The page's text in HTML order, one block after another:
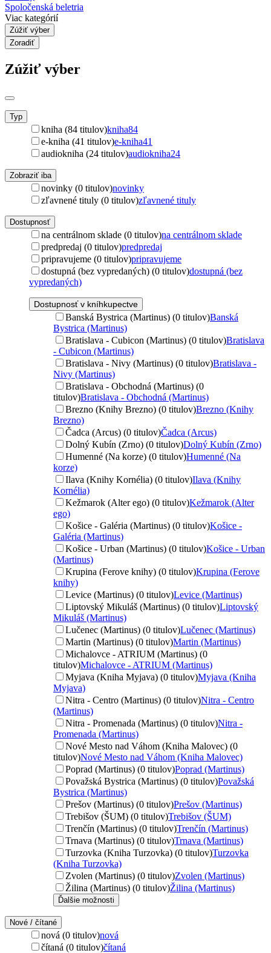
Spoločenská beletria
Viac kategórií
Zúžiť výber
Zoradiť
Zúžiť výber
Typ
kniha (84 titulov)kniha84
e-kniha (41 titulov)e-kniha41
audiokniha (24 titulov)audiokniha24
Zobraziť iba
novinky (0 titulov)novinky
zľavnené tituly (0 titulov)zľavnené tituly
Dostupnosť
na centrálnom sklade (0 titulov)na centrálnom sklade
predpredaj (0 titulov)predpredaj
pripravujeme (0 titulov)pripravujeme
dostupná (bez vypredaných) (0 titulov)dostupná (bez
vypredaných)
Dostupnosť v kníhkupectve
Banská Bystrica (Martinus) (0 titulov)Banská
Bystrica (Martinus)
Bratislava - Cubicon (Martinus) (0 titulov)Bratislava
- Cubicon (Martinus)
Bratislava - Nivy (Martinus) (0 titulov)Bratislava -
Nivy (Martinus)
Bratislava - Obchodná (Martinus) (0
titulov)Bratislava - Obchodná (Martinus)
Brezno (Knihy Brezno) (0 titulov)Brezno (Knihy
Brezno)
Čadca (Arcus) (0 titulov)Čadca (Arcus)
Dolný Kubín (Zrno) (0 titulov)Dolný Kubín (Zrno)
Humenné (Na korze) (0 titulov)Humenné (Na
korze)
Ilava (Knihy Kornélia) (0 titulov)Ilava (Knihy
Kornélia)
Kežmarok (Alter ego) (0 titulov)Kežmarok (Alter
ego)
Košice - Galéria (Martinus) (0 titulov)Košice -
Galéria (Martinus)
Košice - Urban (Martinus) (0 titulov)Košice - Urban
(Martinus)
Krupina (Ferove knihy) (0 titulov)Krupina (Ferove
knihy)
Levice (Martinus) (0 titulov)Levice (Martinus)
Liptovský Mikuláš (Martinus) (0 titulov)Liptovský
Mikuláš (Martinus)
Lučenec (Martinus) (0 titulov)Lučenec (Martinus)
Martin (Martinus) (0 titulov)Martin (Martinus)
Michalovce - ATRIUM (Martinus) (0
titulov)Michalovce - ATRIUM (Martinus)
Myjava (Kniha Myjava) (0 titulov)Myjava (Kniha
Myjava)
Nitra - Centro (Martinus) (0 titulov)Nitra - Centro
(Martinus)
Nitra - Promenada (Martinus) (0 titulov)Nitra -
Promenada (Martinus)
Nové Mesto nad Váhom (Kniha Malovec) (0
titulov)Nové Mesto nad Váhom (Kniha Malovec)
Poprad (Martinus) (0 titulov)Poprad (Martinus)
Považská Bystrica (Martinus) (0 titulov)Považská
Bystrica (Martinus)
Prešov (Martinus) (0 titulov)Prešov (Martinus)
Trebišov (ŠUM) (0 titulov)Trebišov (ŠUM)
Trenčín (Martinus) (0 titulov)Trenčín (Martinus)
Trnava (Martinus) (0 titulov)Trnava (Martinus)
Turzovka (Kniha Turzovka) (0 titulov)Turzovka
(Kniha Turzovka)
Zvolen (Martinus) (0 titulov)Zvolen (Martinus)
Žilina (Martinus) (0 titulov)Žilina (Martinus)
Ďalšie možnosti
Nové / čítané
nová (0 titulov)nová
čítaná (0 titulov)čítaná